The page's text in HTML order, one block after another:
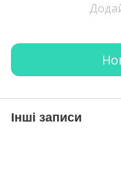
Інші записи